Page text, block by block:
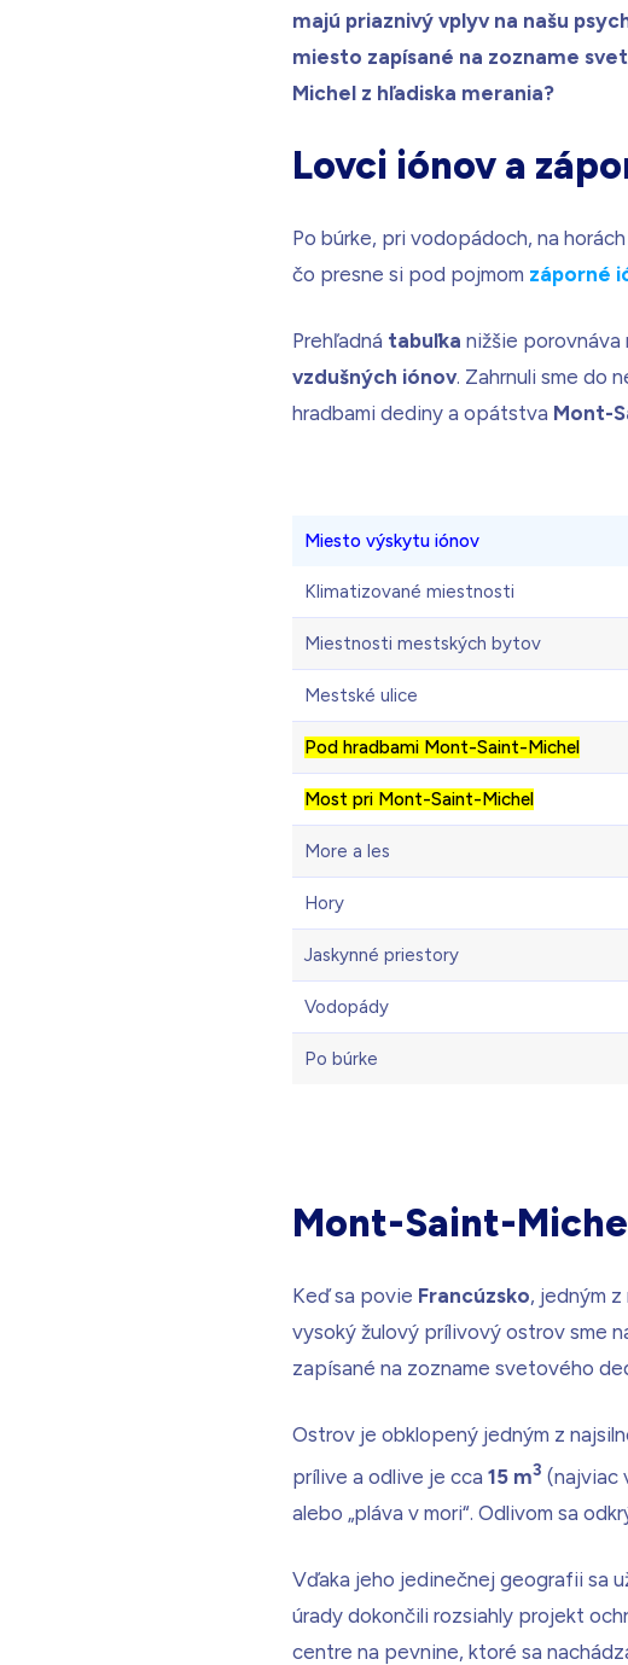
majú priaznivý vplyv na našu
miesto zapísané na zozname
Michel z hľadiska merania?
Lovci iónov a
Po búrke, pri vodopádoch, na
čo presne si pod pojmom záporné
Prehľadná tabuľka nižšie
vzdušných iónov. Zahrnuli sme do
hradbami dediny a opátstva Mont-
Miesto výskytu iónov
Klimatizované miestnosti
Miestnosti mestských bytov
Mestské ulice
Pod hradbami Mont-Saint-Michel
Most pri Mont-Saint-Michel
More a les
Hory
Jaskynné priestory
Vodopády
Po búrke
Mont-Saint-
Keď sa povie Francúzsko, jedným
vysoký žulový prílivový ostrov sme
zapísané na zozname svetového
Ostrov je obklopený jedným z
prílive a odlive je cca 15 m3 (najviac
alebo „pláva v mori“. Odlivom sa
Vďaka jeho jedinečnej geografii sa
úrady dokončili rozsiahly projekt
centre na pevnine, ktoré sa